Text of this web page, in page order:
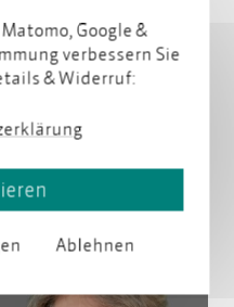
Profil
Google &
verbessern Sie
& Widerruf:
Ablehnen